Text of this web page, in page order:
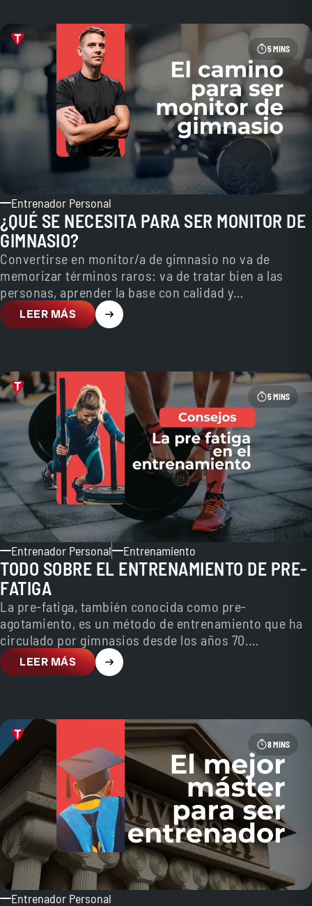
5 MINS
Entrenador Personal
¿QUÉ SE NECESITA PARA SER MONITOR DE
GIMNASIO?
Convertirse en monitor/a de gimnasio no va de
memorizar términos raros: va de tratar bien a las
personas, aprender la base con calidad y…
LEER MÁS
5 MINS
Entrenador Personal Entrenamiento
TODO SOBRE EL ENTRENAMIENTO DE PRE-
FATIGA
La pre-fatiga, también conocida como pre-
agotamiento, es un método de entrenamiento que ha
circulado por gimnasios desde los años 70.
Planteamiento simple: realizar primero…
LEER MÁS
8 MINS
Entrenador Personal